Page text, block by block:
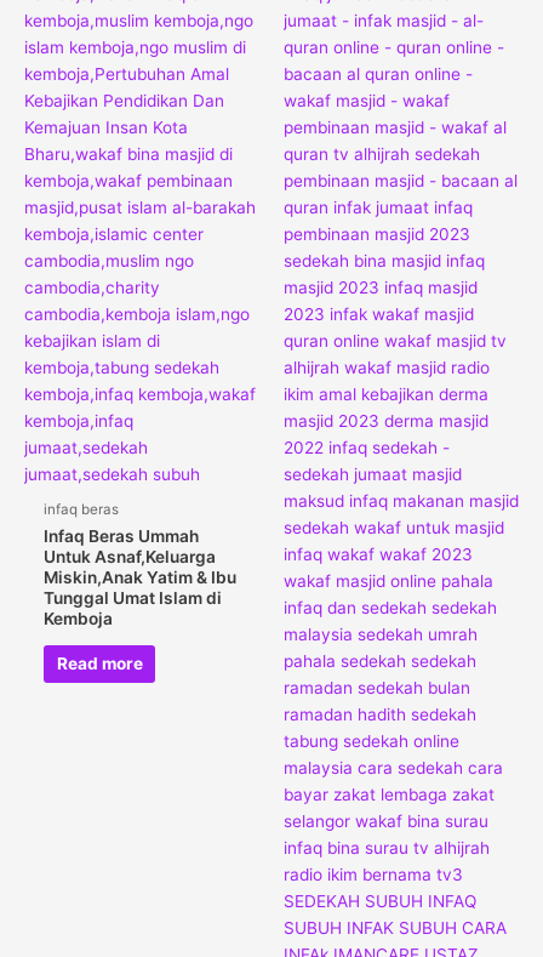
infaq beras
Infaq Beras Ummah
Untuk Asnaf,Keluarga
Miskin,Anak Yatim & Ibu
Tunggal Umat Islam di
Kemboja
Read more